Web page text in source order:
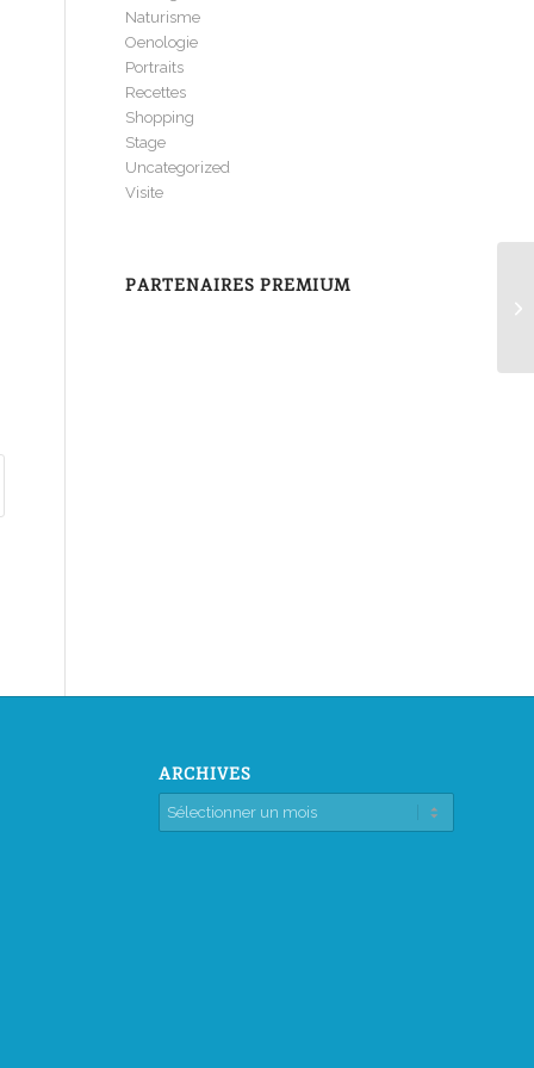
Naturisme
Oenologie
Portraits
Recettes
Shopping
Stage
Uncategorized
Visite
PARTENAIRES PREMIUM
ARCHIVES